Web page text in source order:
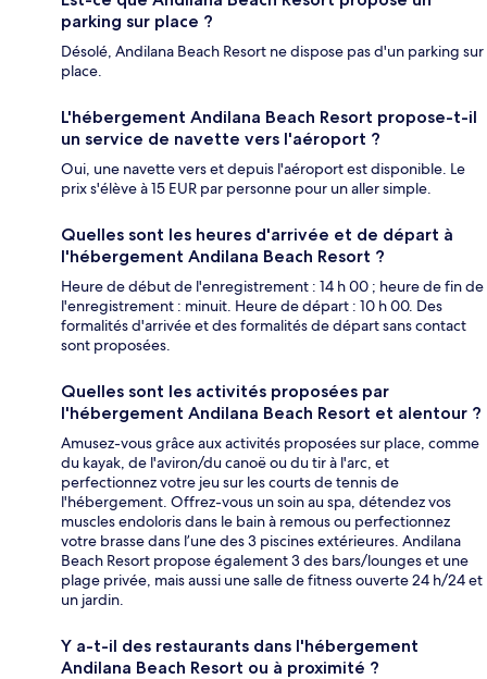
parking sur place ?
Désolé, Andilana Beach Resort ne dispose pas d'un parking sur
place.
L'hébergement Andilana Beach Resort propose-t-il
un service de navette vers l'aéroport ?
Oui, une navette vers et depuis l'aéroport est disponible. Le
prix s'élève à 15 EUR par personne pour un aller simple.
Quelles sont les heures d'arrivée et de départ à
l'hébergement Andilana Beach Resort ?
Heure de début de l'enregistrement : 14 h 00 ; heure de fin de
l'enregistrement : minuit. Heure de départ : 10 h 00. Des
formalités d'arrivée et des formalités de départ sans contact
sont proposées.
Quelles sont les activités proposées par
l'hébergement Andilana Beach Resort et alentour ?
Amusez-vous grâce aux activités proposées sur place, comme
du kayak, de l'aviron/du canoë ou du tir à l'arc, et
perfectionnez votre jeu sur les courts de tennis de
l'hébergement. Offrez-vous un soin au spa, détendez vos
muscles endoloris dans le bain à remous ou perfectionnez
votre brasse dans l’une des 3 piscines extérieures. Andilana
Beach Resort propose également 3 des bars/lounges et une
plage privée, mais aussi une salle de fitness ouverte 24 h/24 et
un jardin.
Y a-t-il des restaurants dans l'hébergement
Andilana Beach Resort ou à proximité ?